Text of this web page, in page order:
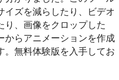
イズを減らしたり、ビデオ
り、画像をクロップした
からアニメーションを作成
。無料体験版を入手してお